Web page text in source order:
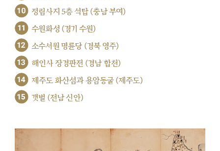
10 정림사지 5층 석탑 (충남 부여)
11 수원화성 (경기 수원)
12 소수서원 명륜당 (경북 영주)
13 해인사 장경판전 (경남 합천)
14 제주도 화산섬과 용암동굴 (제주도)
15 갯벌 (전남 신안)